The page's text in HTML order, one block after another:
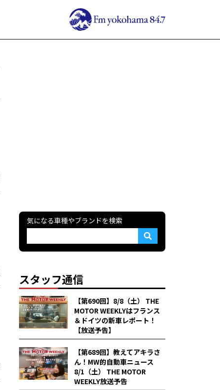
気になる車種やブランドを検索
スタッフ通信
【第690回】8/8（土） THE
MOTOR WEEKLYはフランス
＆ドイツの新車レポート！
【放送予告】
【第689回】教えてアキラさ
ん！MW的自動車ニュース
8/1（土） THE MOTOR
WEEKLY放送予告